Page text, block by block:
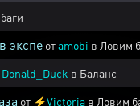
экспе отamobi в Ловим
Donald_Duck в Баланс
от ⚡Victoria в Ловим